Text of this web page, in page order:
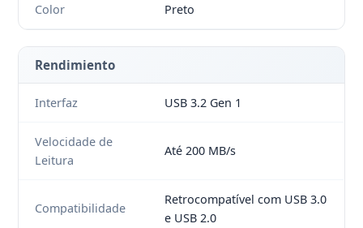
Color Preto
Rendimiento
Interfaz USB 3.2 Gen 1
Velocidade de
Leitura
Até 200 MB/s
Compatibilidade
Retrocompatível com USB 3.0
e USB 2.0